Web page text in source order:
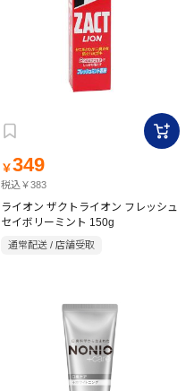
￥349
税込￥383
ライオン ザクトライオン フレッシュ
セイボリーミント 150g
通常配送 / 店舗受取